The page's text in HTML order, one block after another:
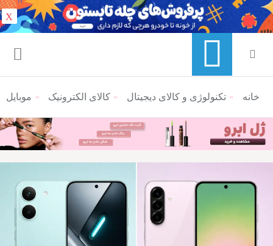
منوی ناوبری خرده نان
خانه تکنولوژی و کالای دیجیتال کالای الکترونیک موبایل
X